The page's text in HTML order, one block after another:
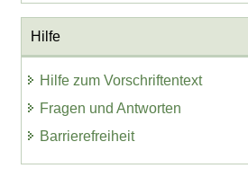
Hilfe
Hilfe zum Vorschriftentext
Fragen und Antworten
Barrierefreiheit